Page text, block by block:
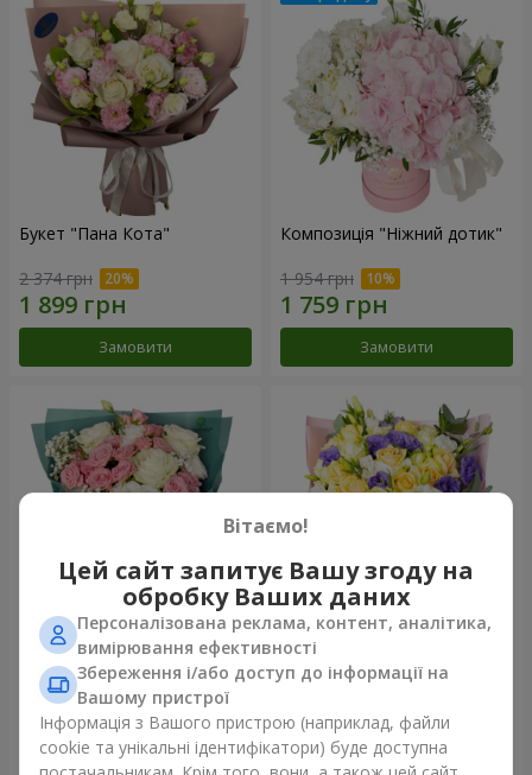
Букет "Пана Кота"
2 374 грн
Замовити
Композиція "Ніжний дотик"
1 954 грн
Замовити
Букет "Діор"
1 999 грн
Замовити
Букет "Кольорові сни"
Замовити
Вітаємо!
Цей сайт запитує Вашу згоду на
обробку Ваших даних
Персоналізована реклама, контент, аналітика,
вимірювання ефективності
Збереження і/або доступ до інформації на
Вашому пристрої
Інформація з Вашого пристрою (наприклад, файли
cookie та унікальні ідентифікатори) буде доступна